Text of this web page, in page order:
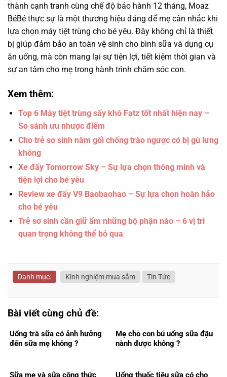
thành cạnh tranh cùng chế độ bảo hành 12 tháng, Moaz
BéBé thực sự là một thương hiệu đáng để mẹ cân nhắc khi
lựa chọn máy tiệt trùng cho bé yêu. Đây không chỉ là thiết
bị giúp đảm bảo an toàn vệ sinh cho bình sữa và dụng cụ
ăn uống, mà còn mang lại sự tiện lợi, tiết kiệm thời gian và
sự an tâm cho mẹ trong hành trình chăm sóc con.
Xem thêm:
Top 6 Máy tiệt trùng sấy khô Fatz tốt nhất hiện nay –
So sánh ưu nhược điểm
Cho trẻ sơ sinh nằm gối chống trào ngược có bị gù lưng
không
Xe đẩy Tomorrow Sky – Sự lựa chọn thông minh và
tiện lợi cho bé yêu
Review xe đẩy V9 Baobaohao – Sự lựa chọn hoàn hảo
cho bé yêu
Trẻ sơ sinh cần giữ ấm những bộ phận nào – 6 vị trí
quan trọng không thể bỏ qua
Danh mục: Kinh nghiệm mua sắm Tin Tức
Bài viết cùng chủ đề:
Uống trà sữa có ảnh hưởng
đến sữa mẹ không ?
Mẹ cho con bú uống sữa đậu
nành được không ?
Sữa mẹ và sữa công thức
Uống thuốc tiêu sữa có cho